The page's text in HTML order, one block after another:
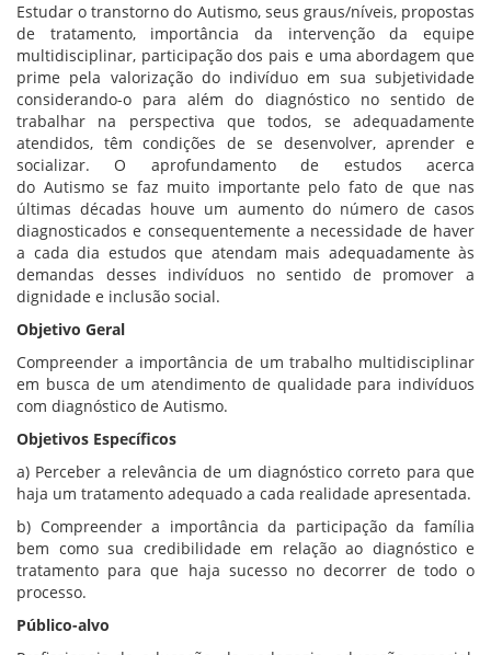
Estudar o transtorno do Autismo, seus graus/níveis, propostas
de tratamento, importância da intervenção da equipe
multidisciplinar, participação dos pais e uma abordagem que
prime pela valorização do indivíduo em sua subjetividade
considerando-o para além do diagnóstico no sentido de
trabalhar na perspectiva que todos, se adequadamente
atendidos, têm condições de se desenvolver, aprender e
socializar. O aprofundamento de estudos acerca
do Autismo se faz muito importante pelo fato de que nas
últimas décadas houve um aumento do número de casos
diagnosticados e consequentemente a necessidade de haver
a cada dia estudos que atendam mais adequadamente às
demandas desses indivíduos no sentido de promover a
dignidade e inclusão social.
Objetivo Geral
Compreender a importância de um trabalho multidisciplinar
em busca de um atendimento de qualidade para indivíduos
com diagnóstico de Autismo.
Objetivos Específicos
a) Perceber a relevância de um diagnóstico correto para que
haja um tratamento adequado a cada realidade apresentada.
b) Compreender a importância da participação da família
bem como sua credibilidade em relação ao diagnóstico e
tratamento para que haja sucesso no decorrer de todo o
processo.
Público-alvo